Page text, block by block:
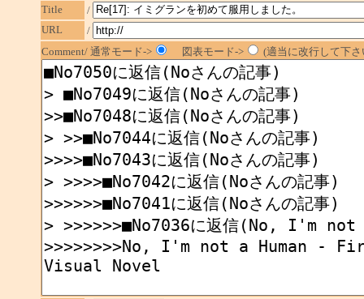
Title
/
URL
/
Comment/ 通常モード->
図表モード-> (適当に改行して下